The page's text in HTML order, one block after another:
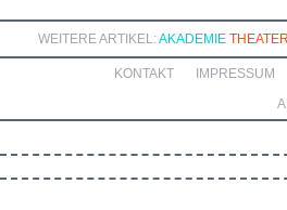
WEITERE ARTIKEL: AKADEMIE THEATER
IMPRESSUM
KONTAKT